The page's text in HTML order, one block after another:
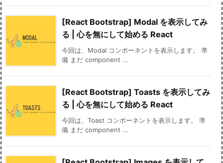
[React Bootstrap] Modal を表示してみ
る | 心を無にして始める React
今回は、Modal コンポーネントを表示します。 準
備 まだ component ...
[React Bootstrap] Toasts を表示してみ
る | 心を無にして始める React
今回は、Toast コンポーネントを表示します。 準
備 まだ component ...